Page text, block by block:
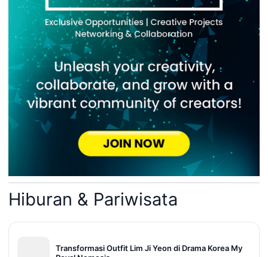
Hiburan & Pariwisata
Transformasi Outfit Lim Ji Yeon di Drama Korea My